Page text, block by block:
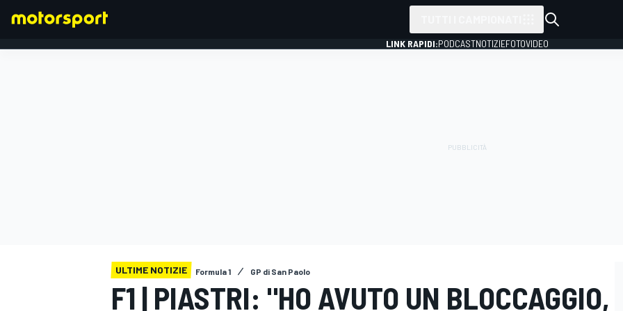
LINK RAPIDI:PODCASTNOTIZIEFOTOVIDEO
ULTIME NOTIZIE Formula 1 GP di San Paolo
F1 | PIASTRI: "HO AVUTO UN BLOCCAGGIO,